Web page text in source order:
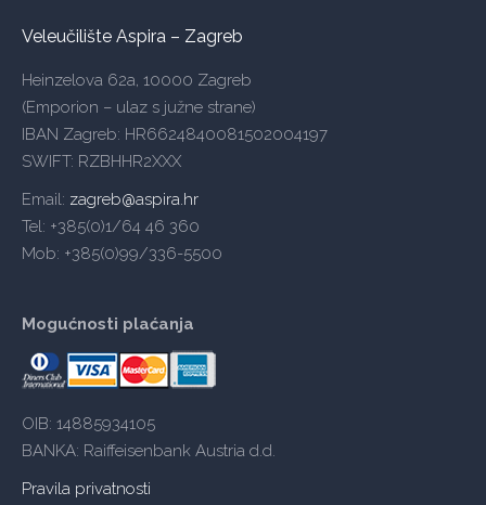
Veleučilište Aspira – Zagreb
Heinzelova 62a, 10000 Zagreb
(Emporion – ulaz s južne strane)
IBAN Zagreb: HR6624840081502004197
SWIFT: RZBHHR2XXX
Email: zagreb@aspira.hr
Tel: +385(0)1/64 46 360
Mob: +385(0)99/336-5500
Mogućnosti plaćanja
OIB: 14885934105
BANKA: Raiffeisenbank Austria d.d.
Pravila privatnosti